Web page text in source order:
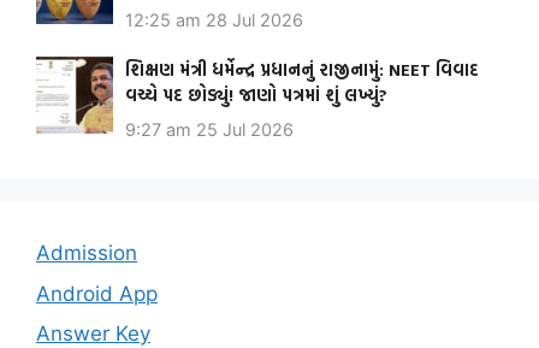
12:25 am 28 Jul 2026
શિક્ષણ મંત્રી ધર્મેન્દ્ર પ્રધાનનું રાજીનામું: NEET વિવાદ
વચ્ચે પદ છોડ્યું! જાણો પત્રમાં શું લખ્યું?
9:27 am 25 Jul 2026
Admission
Android App
Answer Key